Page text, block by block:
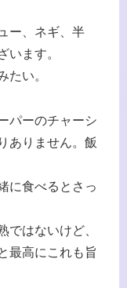
ー、ネギ、半
います。
たい。
パーのチャーシ
ありません。飯
に食べるとさっ
ではないけど、
最高にこれも旨